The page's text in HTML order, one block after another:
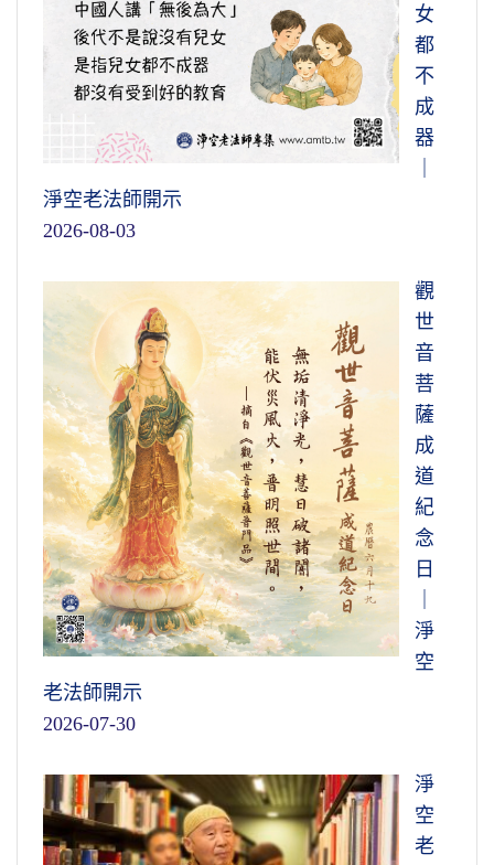
女
都
不
成
器
淨空老法師開示
2026-08-03
觀
世
音
菩
薩
成
道
紀
念
日
淨
空
老法師開示
2026-07-30
淨
空
老